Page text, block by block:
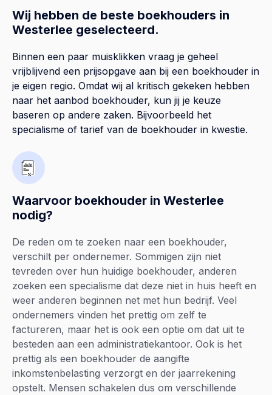
Wij hebben de beste boekhouders in
Westerlee geselecteerd.
Binnen een paar muisklikken vraag je geheel
vrijblijvend een prijsopgave aan bij een boekhouder in
je eigen regio. Omdat wij al kritisch gekeken hebben
naar het aanbod boekhouder, kun jij je keuze
baseren op andere zaken. Bijvoorbeeld het
specialisme of tarief van de boekhouder in kwestie.
Waarvoor boekhouder in Westerlee
nodig?
De reden om te zoeken naar een boekhouder,
verschilt per ondernemer. Sommigen zijn niet
tevreden over hun huidige boekhouder, anderen
zoeken een specialisme dat deze niet in huis heeft en
weer anderen beginnen net met hun bedrijf. Veel
ondernemers vinden het prettig om zelf te
factureren, maar het is ook een optie om dat uit te
besteden aan een administratiekantoor. Ook is het
prettig als een boekhouder de aangifte
inkomstenbelasting verzorgt en der jaarrekening
opstelt. Mensen schakelen dus om verschillende